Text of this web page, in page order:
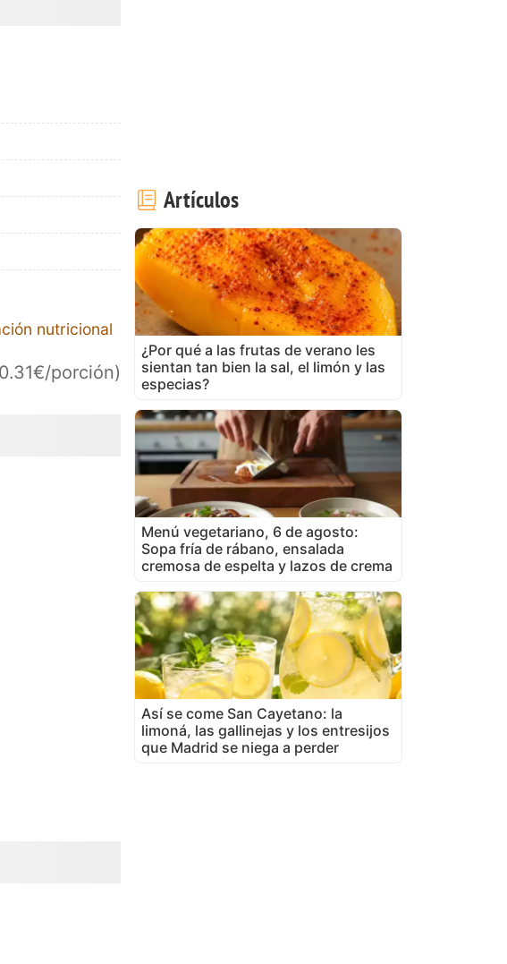
nutricional
porción)
Artículos
¿Por qué a las frutas de verano les
sientan tan bien la sal, el limón y las
especias?
Menú vegetariano, 6 de agosto:
Sopa fría de rábano, ensalada
cremosa de espelta y lazos de crema
Así se come San Cayetano: la
limoná, las gallinejas y los entresijos
que Madrid se niega a perder